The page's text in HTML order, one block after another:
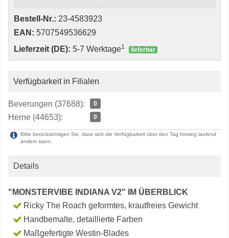
Bestell-Nr.: 23-4583923
EAN: 5707549536629
Lieferzeit (DE): 5-7 Werktage1 lieferbar
Verfügbarkeit in Filialen
Beverungen (37688): 0
Herne (44653): 0
Bitte berücksichtigen Sie, dass sich die Verfügbarkeit über den Tag hinweg laufend
ändern kann.
Details
"MONSTERVIBE INDIANA V2" IM ÜBERBLICK
Ricky The Roach geformtes, krautfreies Gewicht
Handbemalte, detaillierte Farben
Maßgefertigte Westin-Blades